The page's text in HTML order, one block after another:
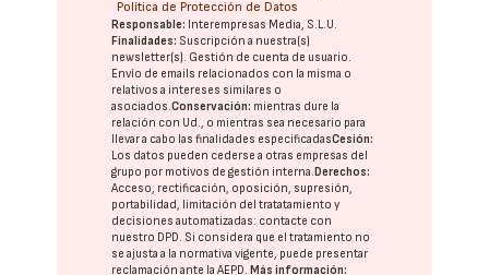
Política de Protección de Datos
Responsable: Interempresas Media, S.L.U.
Finalidades: Suscripción a nuestra(s)
newsletter(s). Gestión de cuenta de usuario.
Envío de emails relacionados con la misma o
relativos a intereses similares o
asociados.Conservación: mientras dure la
relación con Ud., o mientras sea necesario para
llevar a cabo las finalidades especificadasCesión:
Los datos pueden cederse a otras empresas del
grupo por motivos de gestión interna.Derechos:
Acceso, rectificación, oposición, supresión,
portabilidad, limitación del tratatamiento y
decisiones automatizadas: contacte con
nuestro DPD. Si considera que el tratamiento no
se ajusta a la normativa vigente, puede presentar
reclamación ante laAEPD.Más información: